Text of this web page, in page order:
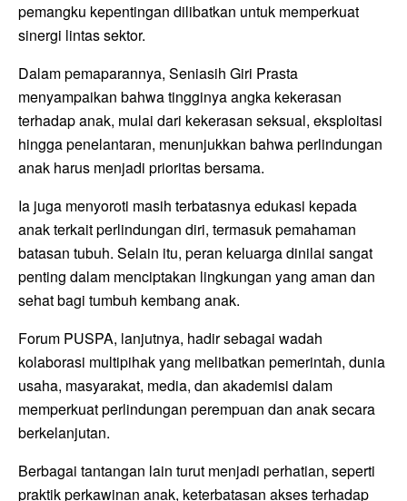
pemangku kepentingan dilibatkan untuk memperkuat
sinergi lintas sektor.
Dalam pemaparannya, Seniasih Giri Prasta
menyampaikan bahwa tingginya angka kekerasan
terhadap anak, mulai dari kekerasan seksual, eksploitasi
hingga penelantaran, menunjukkan bahwa perlindungan
anak harus menjadi prioritas bersama.
Ia juga menyoroti masih terbatasnya edukasi kepada
anak terkait perlindungan diri, termasuk pemahaman
batasan tubuh. Selain itu, peran keluarga dinilai sangat
penting dalam menciptakan lingkungan yang aman dan
sehat bagi tumbuh kembang anak.
Forum PUSPA, lanjutnya, hadir sebagai wadah
kolaborasi multipihak yang melibatkan pemerintah, dunia
usaha, masyarakat, media, dan akademisi dalam
memperkuat perlindungan perempuan dan anak secara
berkelanjutan.
Berbagai tantangan lain turut menjadi perhatian, seperti
praktik perkawinan anak, keterbatasan akses terhadap